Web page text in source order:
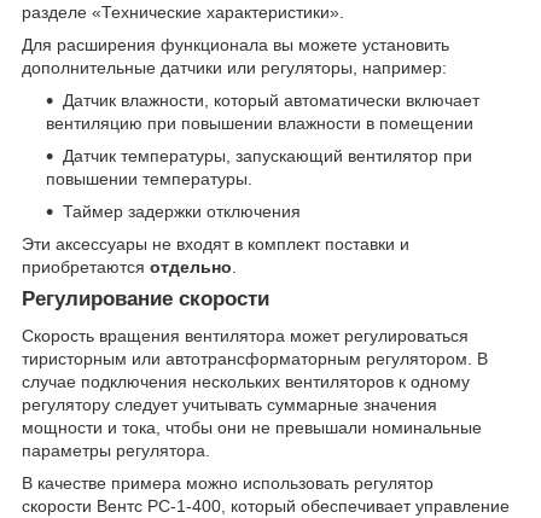
разделе «Технические характеристики».
Для расширения функционала вы можете установить
дополнительные датчики или регуляторы, например:
Датчик влажности, который автоматически включает
вентиляцию при повышении влажности в помещении
Датчик температуры, запускающий вентилятор при
повышении температуры.
Таймер задержки отключения
Эти аксессуары не входят в комплект поставки и
приобретаются отдельно.
Регулирование скорости
Скорость вращения вентилятора может регулироваться
тиристорным или автотрансформаторным регулятором. В
случае подключения нескольких вентиляторов к одному
регулятору следует учитывать суммарные значения
мощности и тока, чтобы они не превышали номинальные
параметры регулятора.
В качестве примера можно использовать регулятор
скорости Вентс РС-1-400, который обеспечивает управление